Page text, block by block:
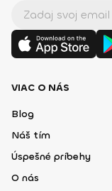
VIAC O NÁS
Blog
Náš tím
Úspešné príbehy
O nás